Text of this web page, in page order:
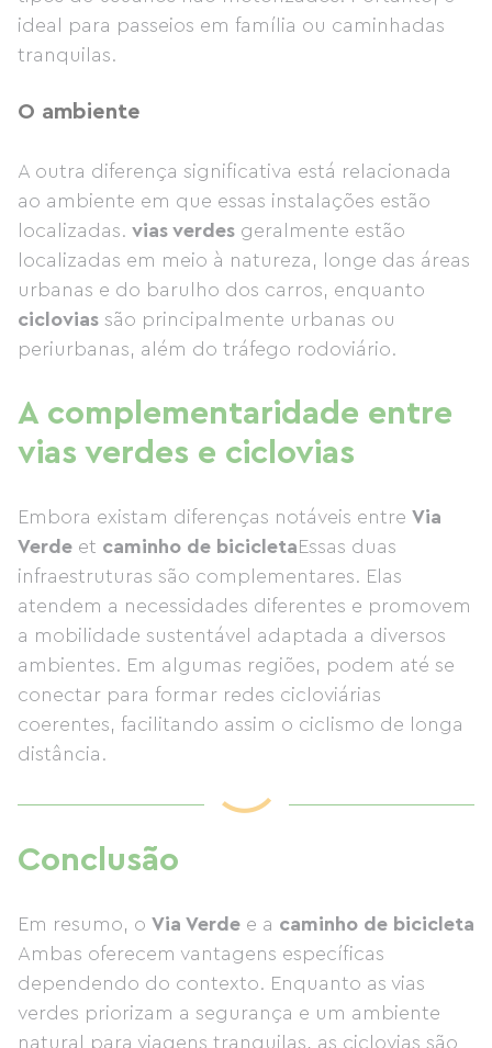
ideal para passeios em família ou caminhadas
tranquilas.
O ambiente
A outra diferença significativa está relacionada
ao ambiente em que essas instalações estão
localizadas. vias verdes geralmente estão
localizadas em meio à natureza, longe das áreas
urbanas e do barulho dos carros, enquanto
ciclovias são principalmente urbanas ou
periurbanas, além do tráfego rodoviário.
A complementaridade entre
vias verdes e ciclovias
Embora existam diferenças notáveis ​​entre Via
Verde et caminho de bicicletaEssas duas
infraestruturas são complementares. Elas
atendem a necessidades diferentes e promovem
a mobilidade sustentável adaptada a diversos
ambientes. Em algumas regiões, podem até se
conectar para formar redes cicloviárias
coerentes, facilitando assim o ciclismo de longa
distância.
Conclusão
Em resumo, o Via Verde e a caminho de bicicleta
Ambas oferecem vantagens específicas
dependendo do contexto. Enquanto as vias
verdes priorizam a segurança e um ambiente
natural para viagens tranquilas, as ciclovias são